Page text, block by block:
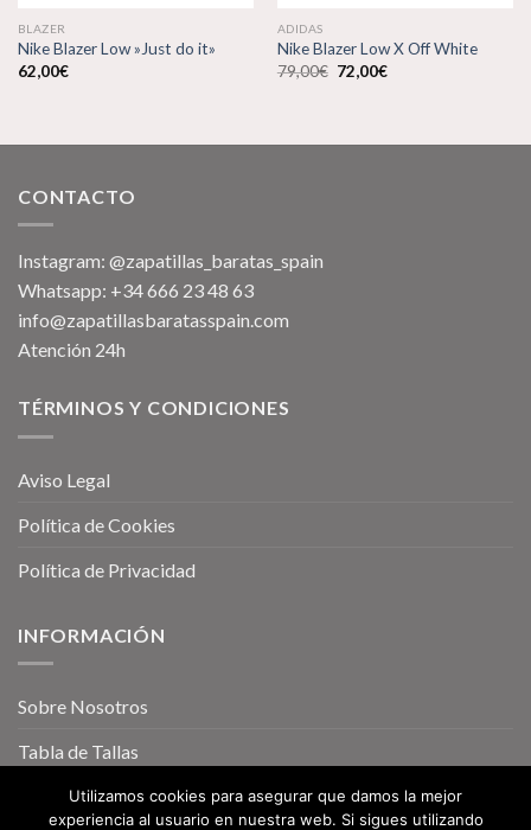
BLAZER
Nike Blazer Low »Just do it»
62,00€
ADIDAS
Nike Blazer Low X Off White
79,00€ El
precio
72,00€El
CONTACTO
Instagram: @zapatillas_baratas_spain
Whatsapp: +34 666 23 48 63
info@zapatillasbaratasspain.com
Atención 24h
TÉRMINOS Y CONDICIONES
Aviso Legal
Política de Cookies
Política de Privacidad
INFORMACIÓN
Sobre Nosotros
Tabla de Tallas
Utilizamos cookies para asegurar que damos la mejor
experiencia al usuario en nuestra web. Si sigues utilizando